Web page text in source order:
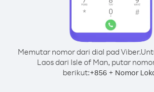
Memutar nomor dari dial pad Viber.
Laos dari Isle of Man, putar
berikut:+856 + Nomor